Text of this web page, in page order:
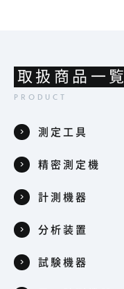
取扱商品一覧
測定工具
精密測定機
計測機器
分析装置
試験機器